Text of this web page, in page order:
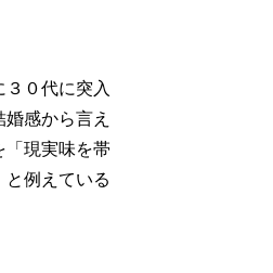
３０代に突入
感から言え
「現実味を帯
と例えている